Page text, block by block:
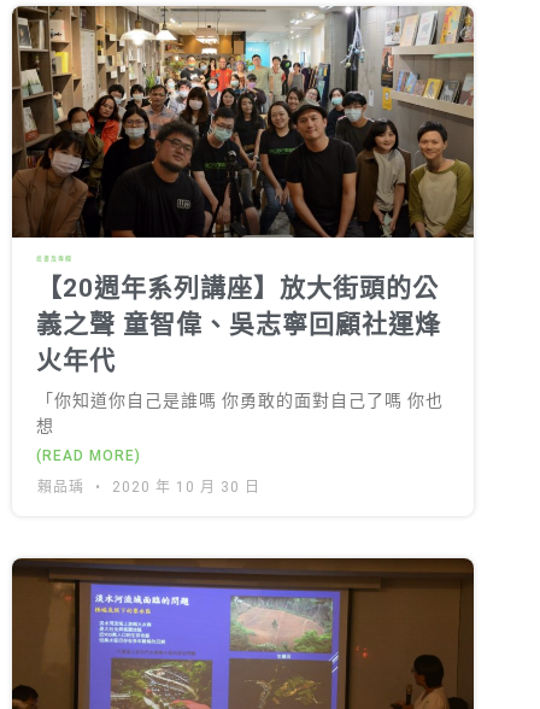
捐款支持
徵才資訊
活動行事曆
活動紀錄
教育推廣申請
加入志工
投書及專欄
【20週年系列講座】放大街頭的公
義之聲 童智偉、吳志寧回顧社運烽
火年代
「你知道你自己是誰嗎 你勇敢的面對自己了嗎 你也
想
(READ MORE)
賴品瑀
2020 年 10 月 30 日